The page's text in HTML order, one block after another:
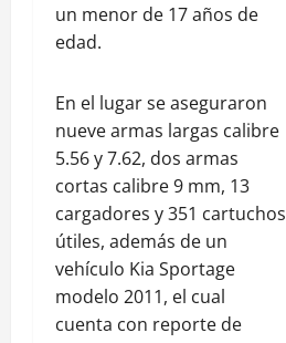
un menor de 17 años de
edad.
En el lugar se aseguraron
nueve armas largas calibre
5.56 y 7.62, dos armas
cortas calibre 9 mm, 13
cargadores y 351 cartuchos
útiles, además de un
vehículo Kia Sportage
modelo 2011, el cual
cuenta con reporte de